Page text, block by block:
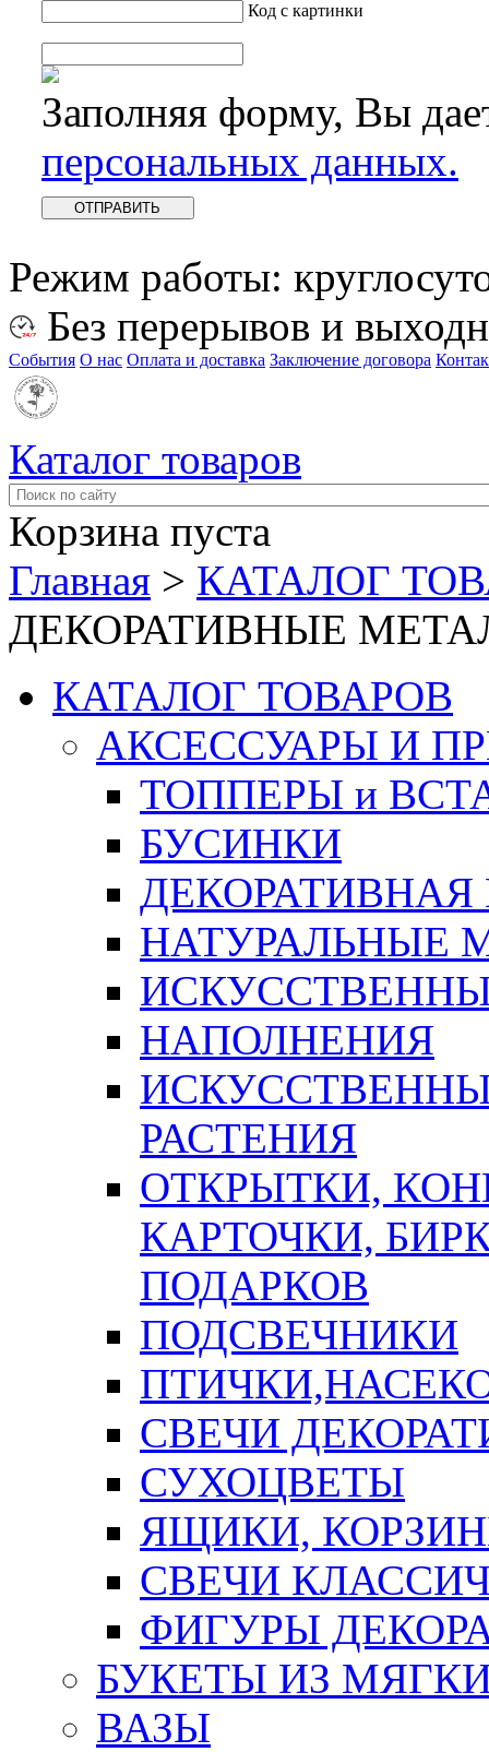
Код с картинки
Заполняя форму, Вы
персональных данных.
Режим работы:
Без перерывов и
События О нас Оплата и доставка Заключение договора
Каталог товаров
Корзина пуста
Главная > КАТАЛОГ
ДЕКОРАТИВНЫЕ
КАТАЛОГ ТОВАРОВ
АКСЕССУАРЫ И
ТОППЕРЫ и
БУСИНКИ
ДЕКОРАТИВНАЯ
НАТУРАЛЬНЫЕ
НАПОЛНЕНИЯ
РАСТЕНИЯ
ОТКРЫТКИ,
КАРТОЧКИ,
ПОДАРКОВ
ПОДСВЕЧНИКИ
СВЕЧИ
СУХОЦВЕТЫ
ЯЩИКИ,
СВЕЧИ
ФИГУРЫ
БУКЕТЫ ИЗ
ВАЗЫ